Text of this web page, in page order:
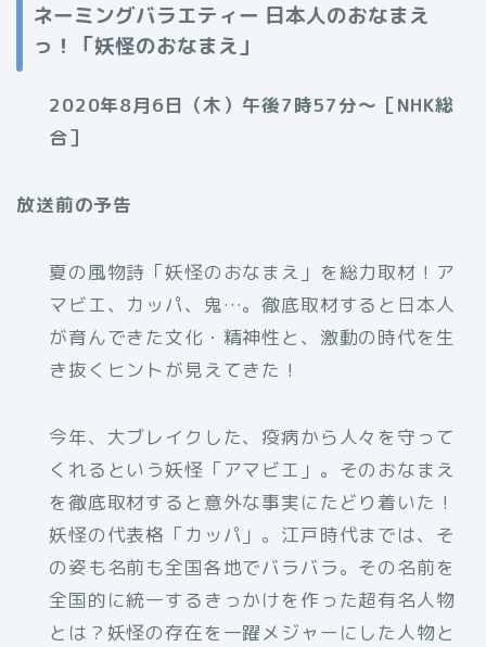
ネーミングバラエティー 日本人のおなまえ
っ！「妖怪のおなまえ」
2020年8月6日（木）午後7時57分～［NHK総
合］
放送前の予告
夏の風物詩「妖怪のおなまえ」を総力取材！ア
マビエ、カッパ、鬼…。徹底取材すると日本人
が育んできた文化・精神性と、激動の時代を生
き抜くヒントが見えてきた！
今年、大ブレイクした、疫病から人々を守って
くれるという妖怪「アマビエ」。そのおなまえ
を徹底取材すると意外な事実にたどり着いた！
妖怪の代表格「カッパ」。江戸時代までは、そ
の姿も名前も全国各地でバラバラ。その名前を
全国的に統一するきっかけを作った超有名人物
とは？妖怪の存在を一躍メジャーにした人物と